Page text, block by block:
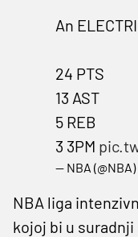
An
24 PTS
13 AST
5 REB
3 3PM
— NBA (@NBA)
NBA liga
kojoj bi u suradnji